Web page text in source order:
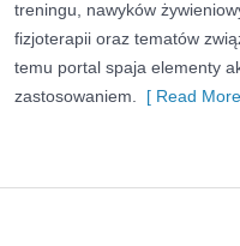
treningu, nawyków
fizjoterapii oraz tematów
temu portal spaja elementy
zastosowaniem.
[ Read